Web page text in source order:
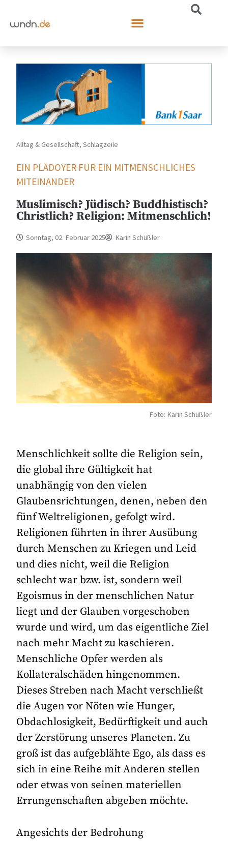
Alltag & Gesellschaft,Schlagzeile
EIN PLÄDOYER FÜR EIN MITMENSCHLICHES
MITEINANDER
Muslimisch? Jüdisch? Buddhistisch?
Christlich? Religion: Mitmenschlich!
Sonntag, 02. Februar 2025 Karin Schüßler
Foto: Karin Schüßler
Menschlichkeit sollte die Religion sein,
die global ihre Gültigkeit hat
unabhängig von den vielen
Glaubensrichtungen, denen, neben den
fünf Weltreligionen, gefolgt wird.
Religionen führten in ihrer Ausübung
durch Menschen zu Kriegen und Leid
und dies nicht, weil die Religion
schlecht war bzw. ist, sondern weil
Egoismus in der menschlichen Natur
liegt und der Glauben vorgeschoben
wurde und wird, um das eigentliche Ziel
nach mehr Macht zu kaschieren.
Menschliche Opfer werden als
Kollateralschäden hingenommen.
Dieses Streben nach Macht verschließt
die Augen vor Nöten wie Hunger,
Obdachlosigkeit, Bedürftigkeit und auch
der Zerstörung unseres Planeten. Zu
groß ist das aufgeblähte Ego, als dass es
sich in eine Reihe mit Anderen stellen
oder etwas von seinen materiellen
Errungenschaften abgeben möchte.
Angesichts der Bedrohung